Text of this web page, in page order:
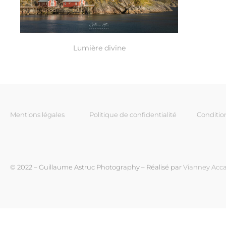
Lumière divine
Mentions légales Politique de confidentialité
© 2022 – Guillaume Astruc Photography – Réalisé parVianney